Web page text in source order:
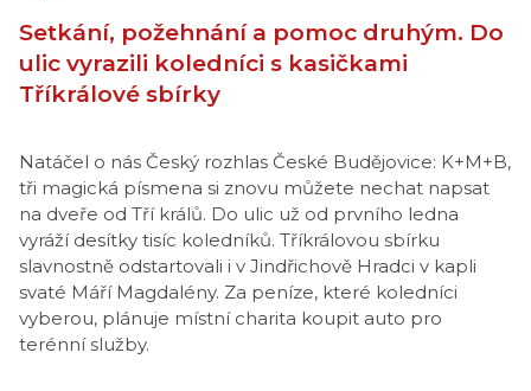
Setkání, požehnání a pomoc druhým. Do
ulic vyrazili koledníci s kasičkami
Tříkrálové sbírky
Natáčel o nás Český rozhlas České Budějovice: K+M+B,
tři magická písmena si znovu můžete nechat napsat
na dveře od Tří králů. Do ulic už od prvního ledna
vyráží desítky tisíc koledníků. Tříkrálovou sbírku
slavnostně odstartovali i v Jindřichově Hradci v kapli
svaté Máří Magdalény. Za peníze, které koledníci
vyberou, plánuje místní charita koupit auto pro
terénní služby.